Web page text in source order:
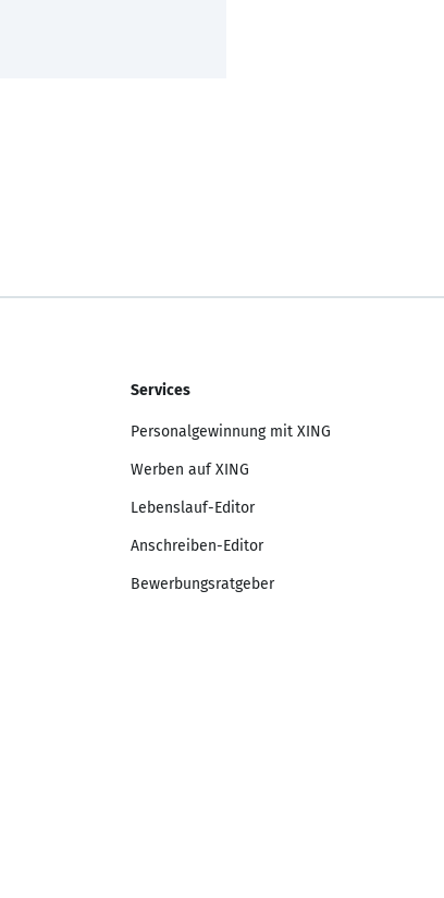
Services
Personalgewinnung mit XING
Werben auf XING
Lebenslauf-Editor
Anschreiben-Editor
Bewerbungsratgeber